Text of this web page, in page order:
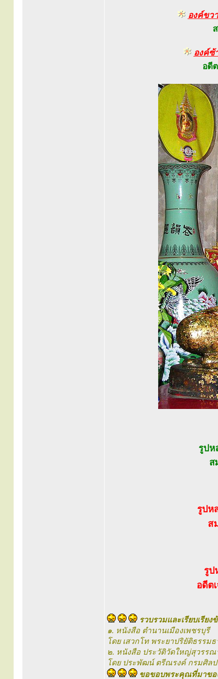
องค์ขวา
องค์ซ้
อดี
รูปห
ส
รูปห
ส
รูป
อดีต
รวบรวมและเรียบเรีย
๑. หนังสือ ตำนานเมืองเพชรบุรี
โดย เสวกโท พระยาปริยัติธรรม
๒. หนังสือ ประวัติวัดใหญ่สุวรรณ
โดย ประพัฒน์ ตรีณรงค์ กรมศิลป
ขอขอบพระคุณที่มาขอ